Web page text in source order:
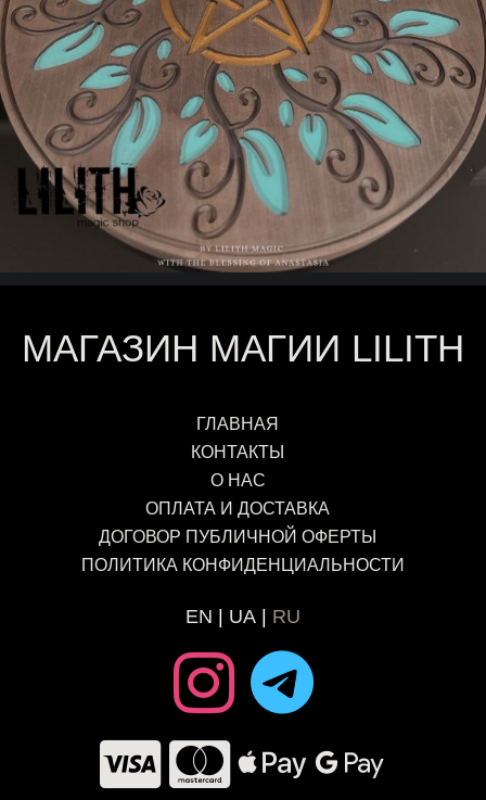
МАГАЗИН МАГИИ LILITH
ГЛАВНАЯ
КОНТАКТЫ
О НАС
ОПЛАТА И ДОСТАВКА
ДОГОВОР ПУБЛИЧНОЙ ОФЕРТЫ
ПОЛИТИКА КОНФИДЕНЦИАЛЬНОСТИ
EN UA RU